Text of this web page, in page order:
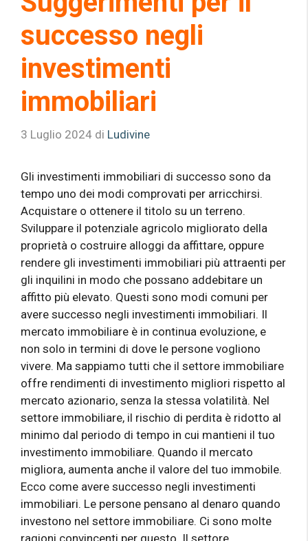
successo negli
investimenti
immobiliari
3 Luglio 2024 di Ludivine
Gli investimenti immobiliari di successo sono da
tempo uno dei modi comprovati per arricchirsi.
Acquistare o ottenere il titolo su un terreno.
Sviluppare il potenziale agricolo migliorato della
proprietà o costruire alloggi da affittare, oppure
rendere gli investimenti immobiliari più attraenti per
gli inquilini in modo che possano addebitare un
affitto più elevato. Questi sono modi comuni per
avere successo negli investimenti immobiliari. Il
mercato immobiliare è in continua evoluzione, e
non solo in termini di dove le persone vogliono
vivere. Ma sappiamo tutti che il settore immobiliare
offre rendimenti di investimento migliori rispetto al
mercato azionario, senza la stessa volatilità. Nel
settore immobiliare, il rischio di perdita è ridotto al
minimo dal periodo di tempo in cui mantieni il tuo
investimento immobiliare. Quando il mercato
migliora, aumenta anche il valore del tuo immobile.
Ecco come avere successo negli investimenti
immobiliari. Le persone pensano al denaro quando
investono nel settore immobiliare. Ci sono molte